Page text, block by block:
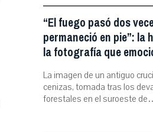
“El fuego pasó dos
permaneció en pie”:
la fotografía que
La imagen de un antiguo
cenizas, tomada tras los
forestales en el suroeste